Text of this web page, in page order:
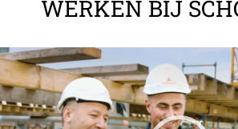
WERKEN BIJ